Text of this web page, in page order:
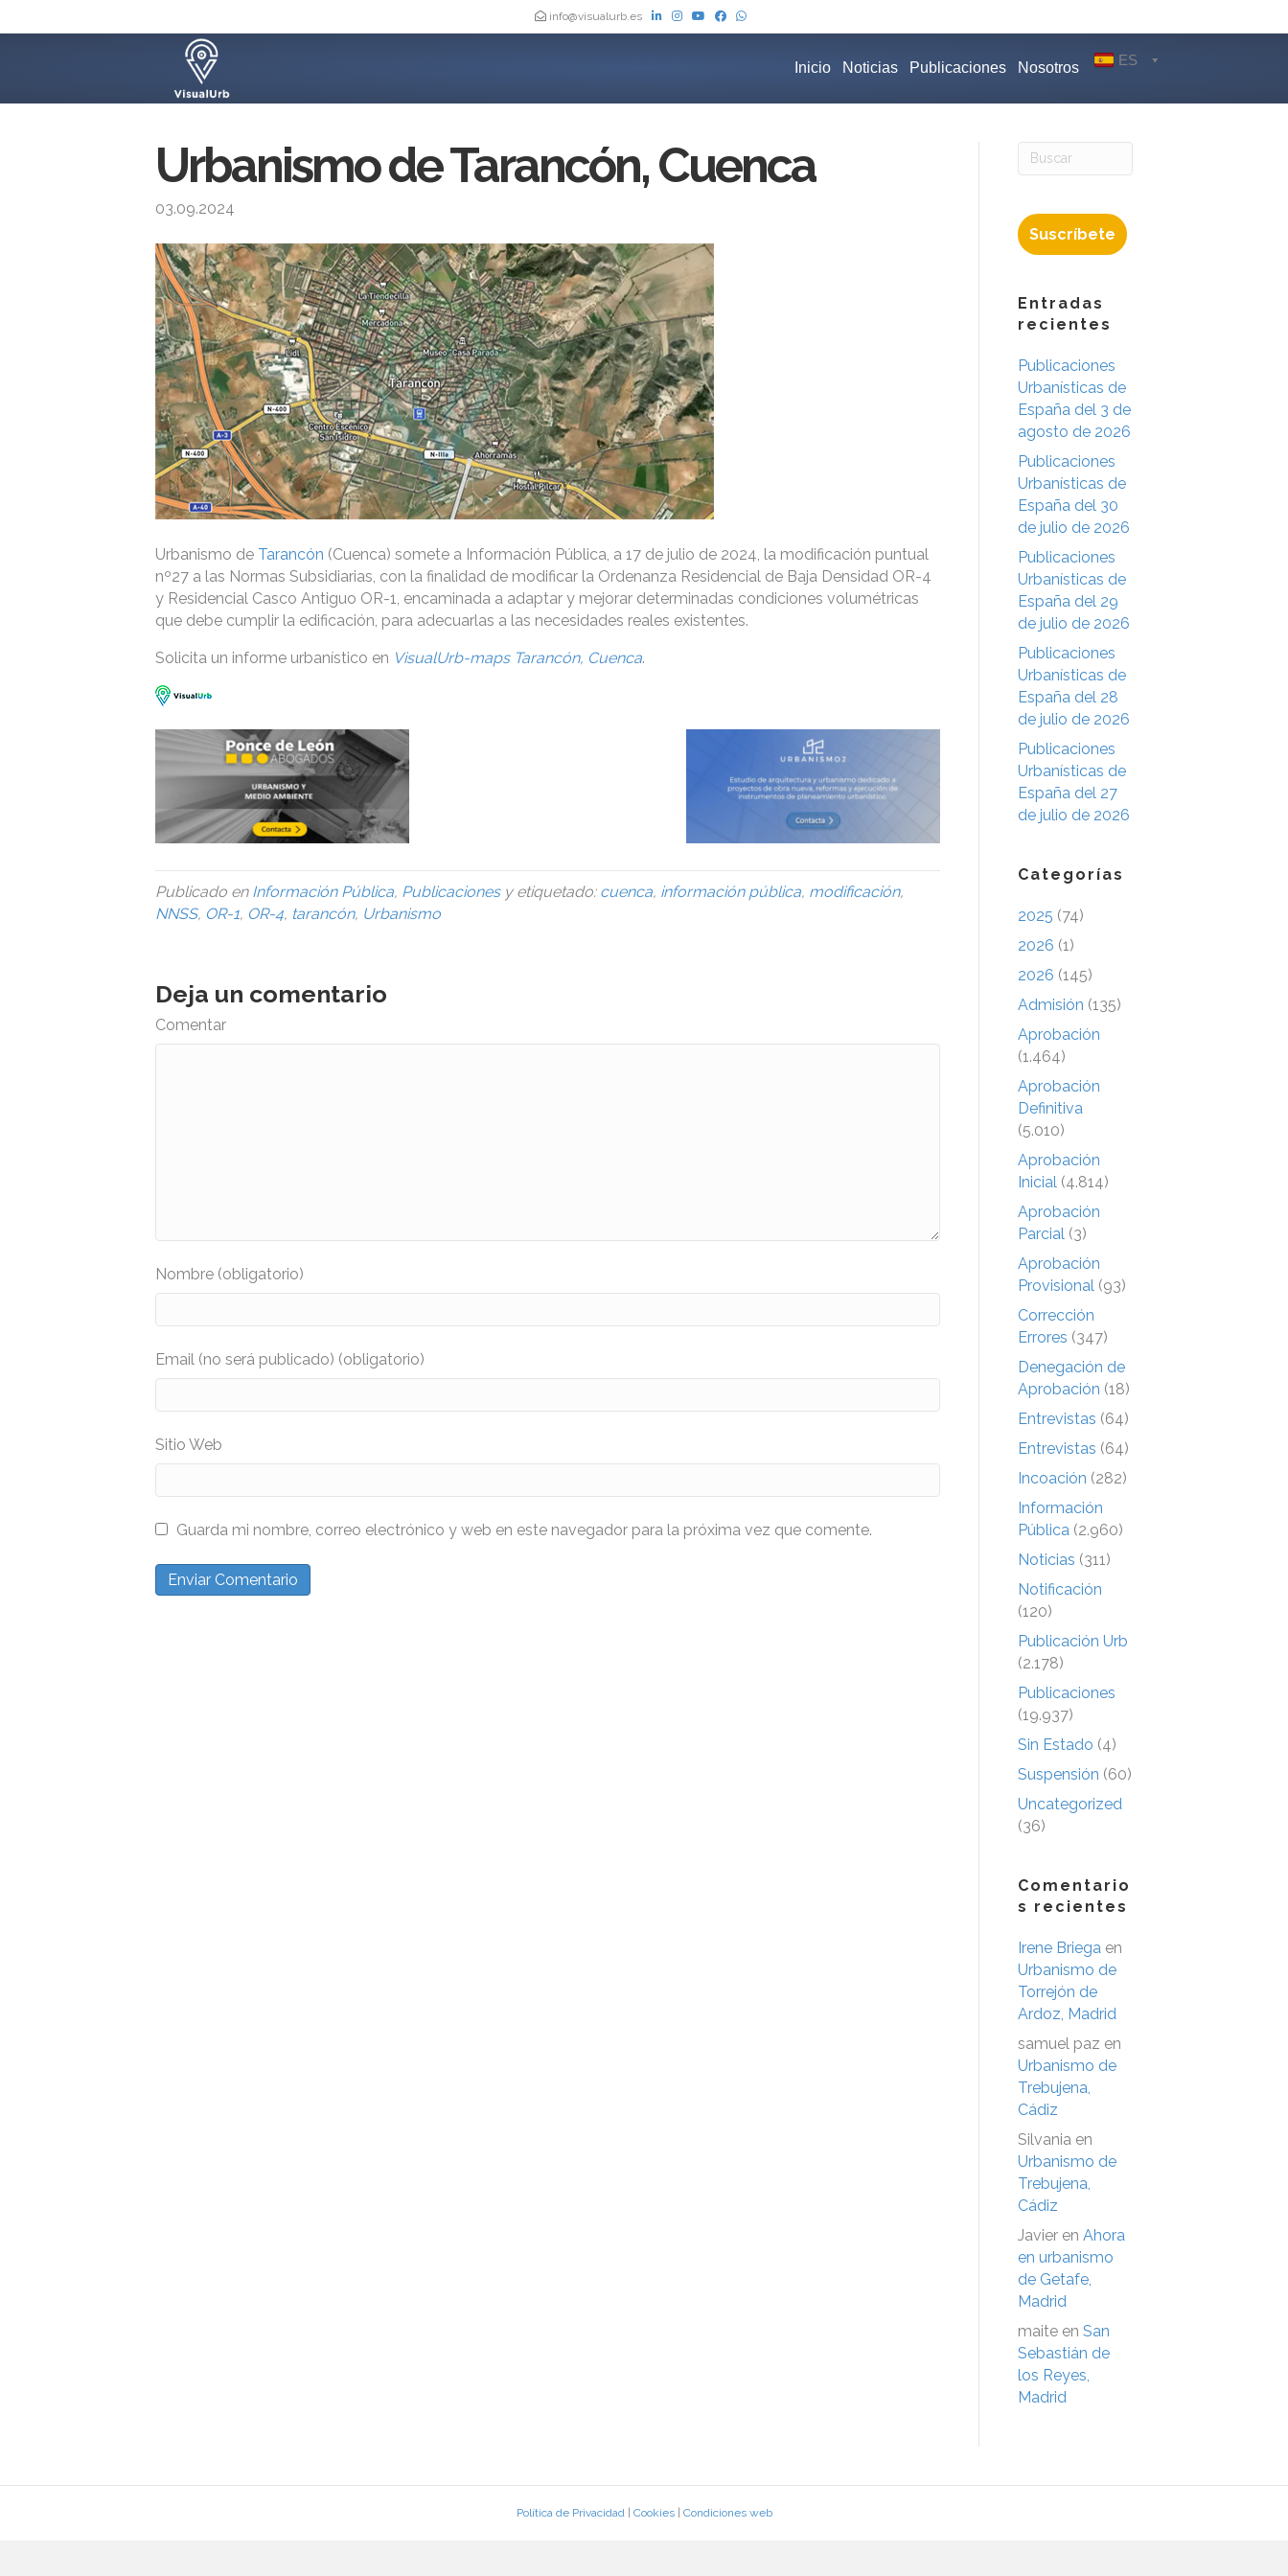
info@visualurb.es
Inicio Noticias Publicaciones Nosotros ES
Urbanismo de Tarancón, Cuenca
03.09.2024
Urbanismo de Tarancón (Cuenca) somete a Información Pública, a 17 de julio de 2024, la modificación puntual
nº27 a las Normas Subsidiarias, con la finalidad de modificar la Ordenanza Residencial de Baja Densidad OR-4
y Residencial Casco Antiguo OR-1, encaminada a adaptar y mejorar determinadas condiciones volumétricas
que debe cumplir la edificación, para adecuarlas a las necesidades reales existentes.
Solicita un informe urbanístico en VisualUrb-maps Tarancón, Cuenca.
Publicado en Información Pública, Publicacionesy etiquetado: cuenca, información pública, modificación,
NNSS, OR-1, OR-4, tarancón, Urbanismo
Deja un comentario
Comentar
Nombre (obligatorio)
Email (no será publicado) (obligatorio)
Sitio Web
Guarda mi nombre, correo electrónico y web en este navegador para la próxima vez que comente.
Suscríbete
Entradas
recientes
Publicaciones
Urbanísticas de
España del 3 de
agosto de 2026
Publicaciones
Urbanísticas de
España del 30
de julio de 2026
Publicaciones
Urbanísticas de
España del 29
de julio de 2026
Publicaciones
Urbanísticas de
España del 28
de julio de 2026
Publicaciones
Urbanísticas de
España del 27
de julio de 2026
Categorías
2025 (74)
2026 (1)
2026 (145)
Admisión (135)
Aprobación
(1.464)
Aprobación
Definitiva
(5.010)
Aprobación
Inicial (4.814)
Aprobación
Parcial (3)
Aprobación
Provisional (93)
Corrección
Errores (347)
Denegación de
Aprobación (18)
Entrevistas (64)
Entrevistas (64)
Incoación (282)
Información
Pública (2.960)
Noticias (311)
Notificación
(120)
Publicación Urb
(2.178)
Publicaciones
(19.937)
Sin Estado (4)
Suspensión (60)
Uncategorized
(36)
Comentario
s recientes
Irene Briega en
Urbanismo de
Torrejón de
Ardoz, Madrid
samuel paz en
Urbanismo de
Trebujena,
Cádiz
Silvania en
Urbanismo de
Trebujena,
Cádiz
Javier en Ahora
en urbanismo
de Getafe,
Madrid
maite en San
Sebastián de
los Reyes,
Madrid
Política de Privacidad| Cookies| Condiciones web